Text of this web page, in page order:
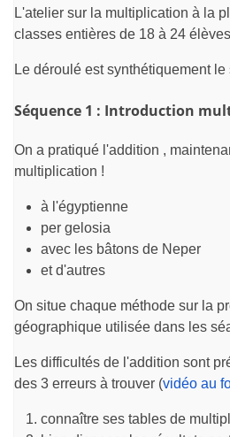
L'atelier sur la multiplication à la
classes entières de 18 à 24
Le déroulé est synthétiquement le
Séquence 1 : Introduction
On a pratiqué l'addition ,
multiplication !
à l'égyptienne
per gelosia
avec les bâtons de Neper
et d'autres
On situe chaque méthode sur la
géographique utilisée dans les
Les difficultés de l'addition sont
des 3 erreurs à trouver (vidéo au
connaître ses tables de